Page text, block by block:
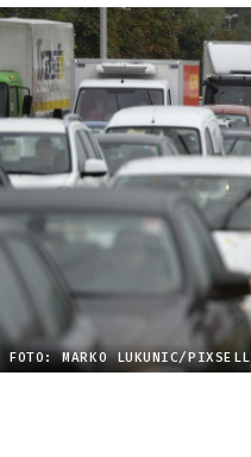
FOTO: MARKO LUKUNIC/PIXSELL